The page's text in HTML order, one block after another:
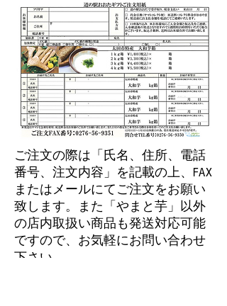
ご注文の際は「氏名、住所、電話
番号、注文内容」を記載の上、FAX
またはメールにてご注文をお願い
致します。また「やまと芋」以外
の店内取扱い商品も発送対応可能
ですので、お気軽にお問い合わせ
下さい。